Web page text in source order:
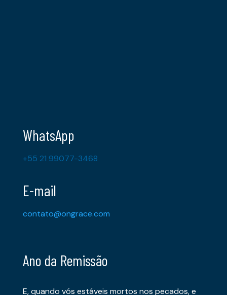
WhatsApp
+55 21 99077-3468
E-mail
contato@ongrace.com
Ano da Remissão
E, quando vós estáveis mortos nos pecados, e